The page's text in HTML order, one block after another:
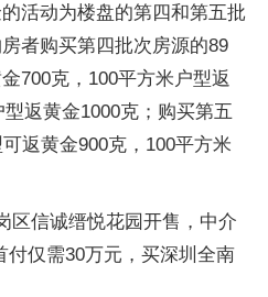
活动为楼盘的第四和第五批
者购买第四批次房源的89
700克，100平方米户型返
返黄金1000克；购买第五
返黄金900克，100平方米
区信诚缙悦花园开售，中介
付仅需30万元，买深圳全南